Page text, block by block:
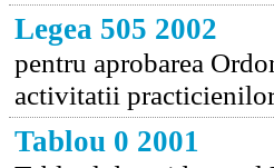
Legea 505 2002
pentru aprobarea
activitatii
Tablou 0 2001